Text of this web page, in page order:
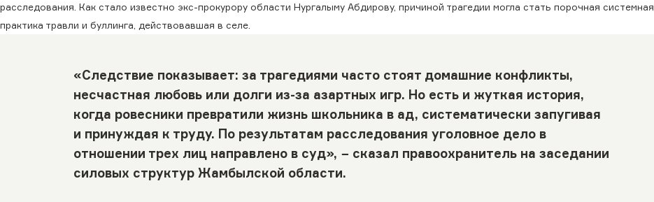
расследования. Как стало известно экс-прокурору области Нургалыму Абдирову, причиной трагедии могла стать порочная системная
практика травли и буллинга, действовавшая в селе.
«Следствие показывает: за трагедиями часто стоят домашние конфликты,
несчастная любовь или долги из-за азартных игр. Но есть и жуткая история,
когда ровесники превратили жизнь школьника в ад, систематически запугивая
и принуждая к труду. По результатам расследования уголовное дело в
отношении трех лиц направлено в суд», − сказал правоохранитель на заседании
силовых структур Жамбылской области.